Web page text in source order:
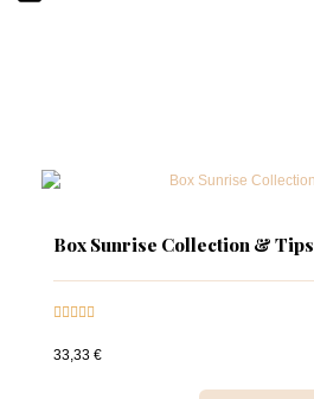
Box Sunrise Collection & Tips

33,33 €